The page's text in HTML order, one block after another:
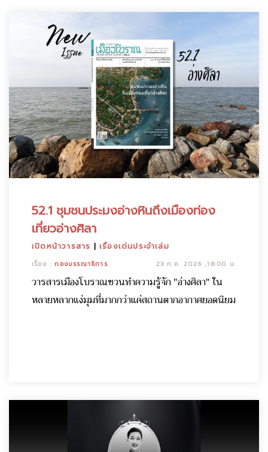
52.1 ชุมชนประมงอ่างหินถึงเมืองท่อง
เที่ยวอ่างศิลา
เปิดหน้าวารสาร |เรื่องเด่นประจำเล่ม
เรื่อง :กองบรรณาธิการ 23 ก.ค. 2026 ,18:00 น.
วารสารเมืองโบราณชวนทำความรู้จัก "อ่างศิลา" ใน
หลายหลากแง่มุมที่มากกว่าแค่สถานตากอากาศยอดนิยม